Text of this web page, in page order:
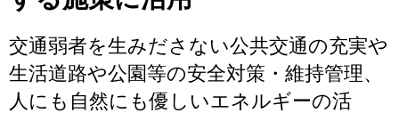
交通弱者を生みださない公共交通の充実や
生活道路や公園等の安全対策・維持管理、
人にも自然にも優しいエネルギーの活